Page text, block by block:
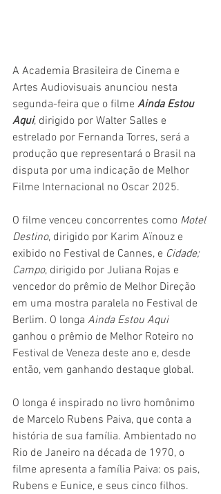
A Academia Brasileira de Cinema e
Artes Audiovisuais anunciou nesta
segunda-feira que o filme Ainda Estou
Aqui, dirigido por Walter Salles e
estrelado por Fernanda Torres, será a
produção que representará o Brasil na
disputa por uma indicação de Melhor
Filme Internacional no Oscar 2025.
O filme venceu concorrentes como Motel
Destino, dirigido por Karim Aïnouz e
exibido no Festival de Cannes, e Cidade;
Campo, dirigido por Juliana Rojas e
vencedor do prêmio de Melhor Direção
em uma mostra paralela no Festival de
Berlim. O longa Ainda Estou Aqui
ganhou o prêmio de Melhor Roteiro no
Festival de Veneza deste ano e, desde
então, vem ganhando destaque global.
O longa é inspirado no livro homônimo
de Marcelo Rubens Paiva, que conta a
história de sua família. Ambientado no
Rio de Janeiro na década de 1970, o
filme apresenta a família Paiva: os pais,
Rubens e Eunice, e seus cinco filhos.